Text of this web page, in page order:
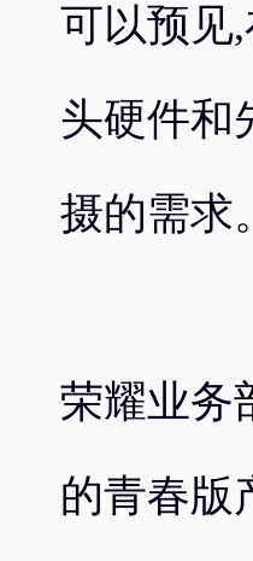
可以预见
头硬件和
摄的需求。
荣耀业务
的青春版